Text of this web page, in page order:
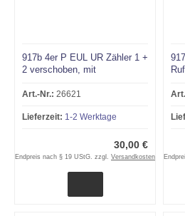
917b 4er P EUL UR Zähler 1 +
2 verschoben, mit
Art.-Nr.: 26621
Lieferzeit: 1-2 Werktage
30,00 €
Endpreis nach § 19 UStG. zzgl. Versandkosten